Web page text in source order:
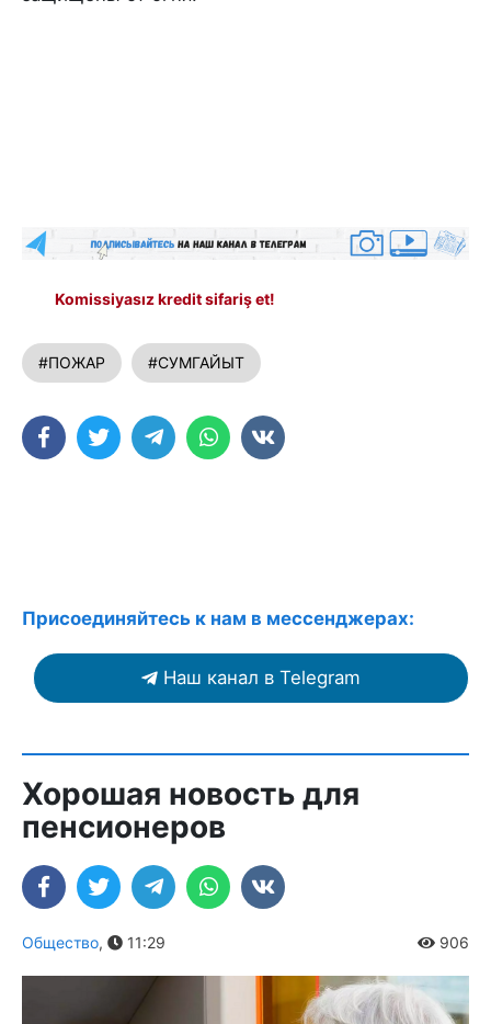
Komissiyasız kredit sifariş et!
#ПОЖАР #СУМГАЙЫТ
Присоединяйтесь к нам в мессенджерах:
Наш канал в Telegram
Хорошая новость для
пенсионеров
Общество, 11:29 906